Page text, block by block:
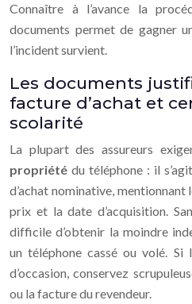
Connaître à l’avance la
documents permet de gagner
l’incident survient.
Les documents
facture d’achat et
scolarité
La plupart des assureurs
propriété du téléphone : il
d’achat nominative,
prix et la date d’acquisition.
difficile d’obtenir la moindre
un téléphone cassé ou volé. Si
d’occasion, conservez
ou la facture du revendeur.